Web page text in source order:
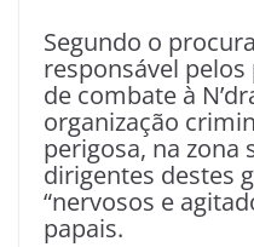
Segundo o
responsável
de combate à
organização
perigosa, na zona
dirigentes destes
“nervosos e
papais.